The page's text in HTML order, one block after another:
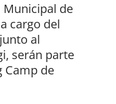
Municipal de
cargo del
al
serán parte
Camp de